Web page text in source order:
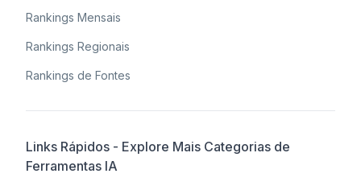
Rankings Mensais
Rankings Regionais
Rankings de Fontes
Links Rápidos - Explore Mais Categorias de
Ferramentas IA